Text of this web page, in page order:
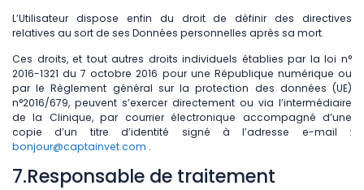
L’Utilisateur dispose enfin du droit de définir des directives
relatives au sort de ses Données personnelles après sa mort.
Ces droits, et tout autres droits individuels établies par la loi n°
2016-1321 du 7 octobre 2016 pour une République numérique ou
par le Règlement général sur la protection des données (UE)
n°2016/679, peuvent s’exercer directement ou via l’intermédiaire
de la Clinique, par courrier électronique accompagné d’une
copie d’un titre d’identité signé à l’adresse e-mail :
bonjour@captainvet.com .
7.Responsable de traitement